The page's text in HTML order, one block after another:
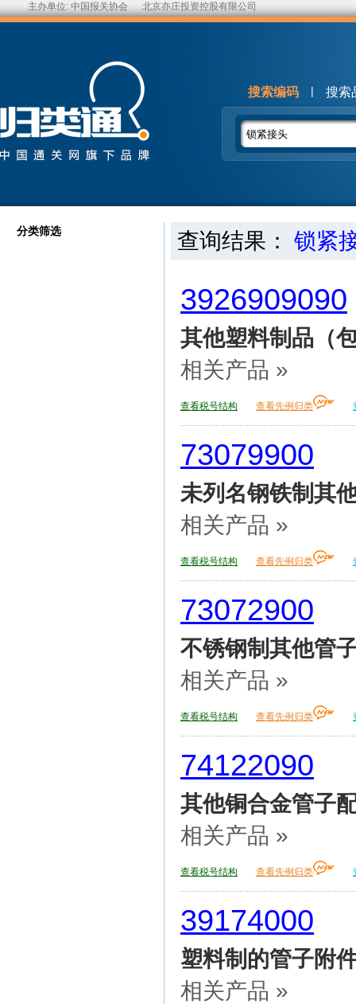
主办单位: 中国报关协会 北京亦庄投资控股有限公司
搜索编码 | 搜索
分类筛选 查询结果： 锁紧
3926909090
其他塑料制品（
相关产品 »
查看税号结构 查看先例归类
73079900
未列名钢铁制其
相关产品 »
查看税号结构 查看先例归类
73072900
不锈钢制其他管
相关产品 »
查看税号结构 查看先例归类
74122090
其他铜合金管子
相关产品 »
查看税号结构 查看先例归类
39174000
塑料制的管子附
相关产品 »